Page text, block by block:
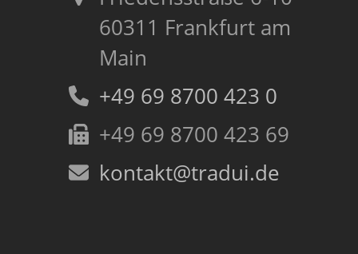
60311 Frankfurt am
Main
+49 69 8700 423 0
+49 69 8700 423 69
kontakt@tradui.de